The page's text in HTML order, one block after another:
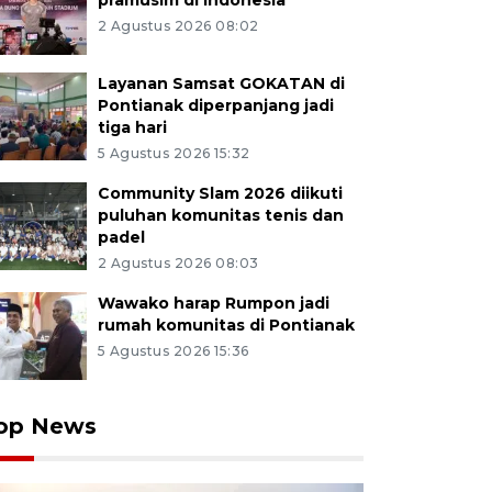
2 Agustus 2026 08:02
Layanan Samsat GOKATAN di
Pontianak diperpanjang jadi
tiga hari
5 Agustus 2026 15:32
Community Slam 2026 diikuti
puluhan komunitas tenis dan
padel
2 Agustus 2026 08:03
Wawako harap Rumpon jadi
rumah komunitas di Pontianak
5 Agustus 2026 15:36
News